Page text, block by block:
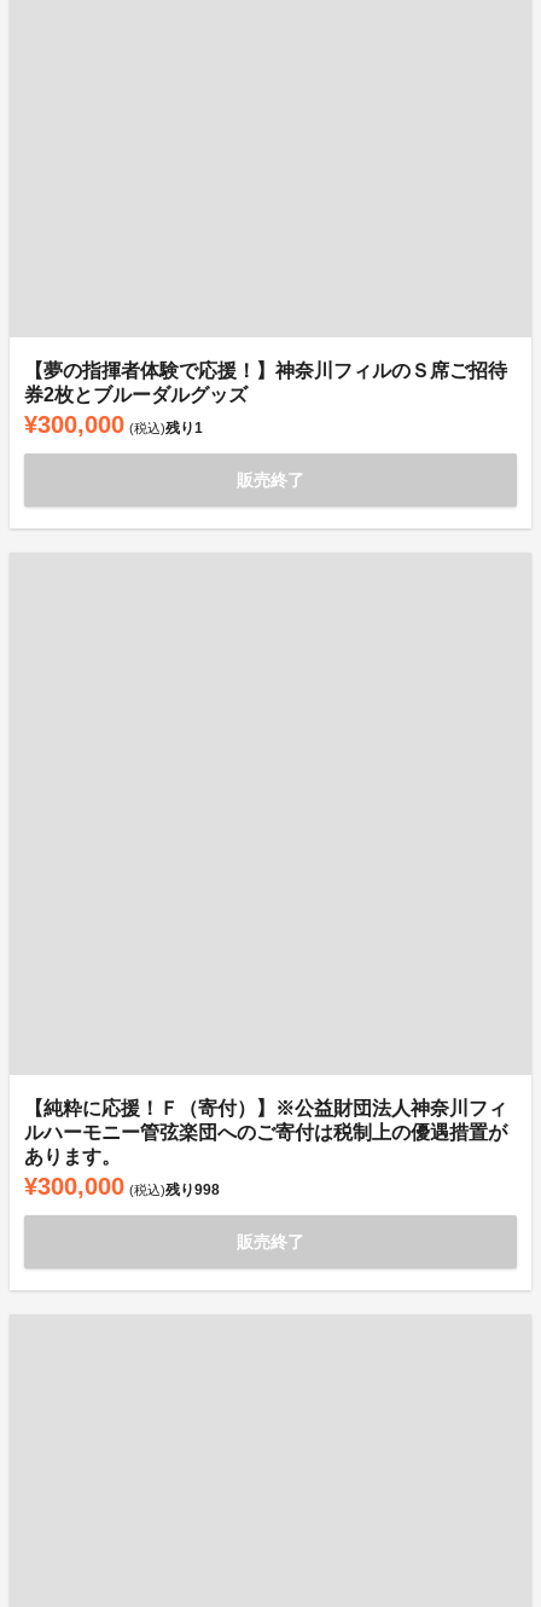
【夢の指揮者体験で応援！】神奈川フィルのＳ席ご招待
券2枚とブルーダルグッズ
¥300,000 (税込)残り1
販売終了
【純粋に応援！Ｆ（寄付）】※公益財団法人神奈川フィ
ルハーモニー管弦楽団へのご寄付は税制上の優遇措置が
あります。
¥300,000 (税込)残り998
販売終了